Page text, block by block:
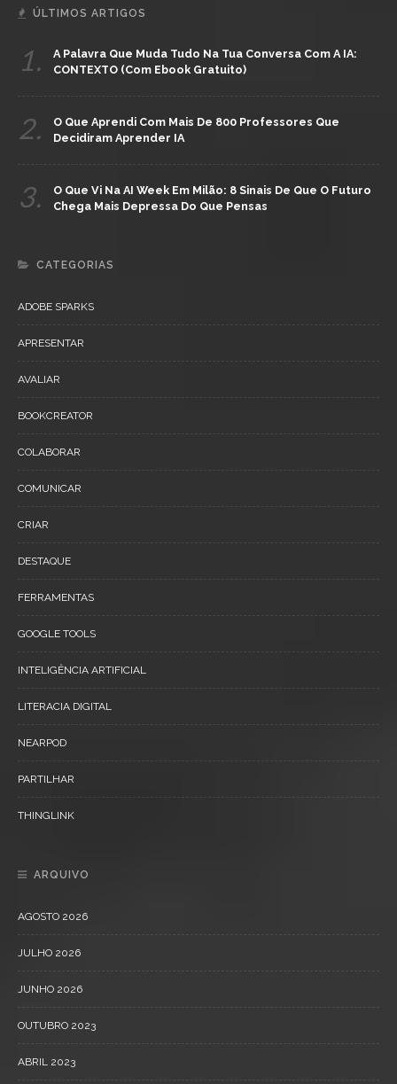
ÚLTIMOS ARTIGOS
1.
A Palavra Que Muda Tudo Na Tua Conversa Com A IA:
CONTEXTO (com Ebook Gratuito)
2.
O Que Aprendi Com Mais De 800 Professores Que
Decidiram Aprender IA
3.
O Que Vi Na AI Week Em Milão: 8 Sinais De Que O Futuro
Chega Mais Depressa Do Que Pensas
CATEGORIAS
ADOBE SPARKS
APRESENTAR
AVALIAR
BOOKCREATOR
COLABORAR
COMUNICAR
CRIAR
DESTAQUE
FERRAMENTAS
GOOGLE TOOLS
INTELIGÊNCIA ARTIFICIAL
LITERACIA DIGITAL
NEARPOD
PARTILHAR
THINGLINK
ARQUIVO
AGOSTO 2026
JULHO 2026
JUNHO 2026
OUTUBRO 2023
ABRIL 2023